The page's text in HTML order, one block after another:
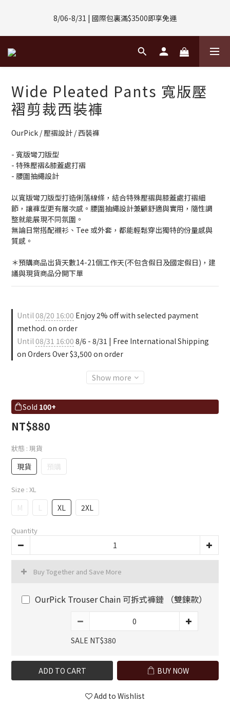
(數量有限售完不補)
8/06-8/31 | 國際包裏滿$3500即享免運
8/08-8/10 | 全館任選3件 贈 $188購物金
8/01-8/31 | 任選2件CUBOX正價商品 贈【威靈頓 / 波士頓墨鏡】
(數量有限售完不補)
Wide Pleated Pants 寬版壓
褶剪裁西裝褲
OurPick / 壓褶設計 / 西裝褲
- 寬版彎刀版型
- 特殊壓褶&膝蓋處打褶
- 腰圍抽繩設計
以寬版彎刀版型打造俐落線條，結合特殊壓褶與膝蓋處打褶細
節，讓褲型更有層次感。腰圍抽繩設計兼顧舒適與實用，隨性調
整就能展現不同氛圍。
無論日常搭配襯衫、Tee 或外套，都能輕鬆穿出獨特的份量感與
質感。
＊預購商品出貨天數14-21個工作天(不包含假日及國定假日)，建
議與現貨商品分開下單
Until08/20 16:00 Enjoy 2% off with selected payment
method. on order
Until08/31 16:00 8/6 - 8/31 | Free International Shipping
on Orders Over $3,500 on order
Show more
Sold 100+
NT$880
狀態 : 現貨
現貨 預購
Size : XL
M L XL 2XL
Quantity
Buy Together and Save More
OurPick Trouser Chain 可拆式褲鏈 （雙鍊款）
SALE NT$380
ADD TO CART BUY NOW
Add to Wishlist